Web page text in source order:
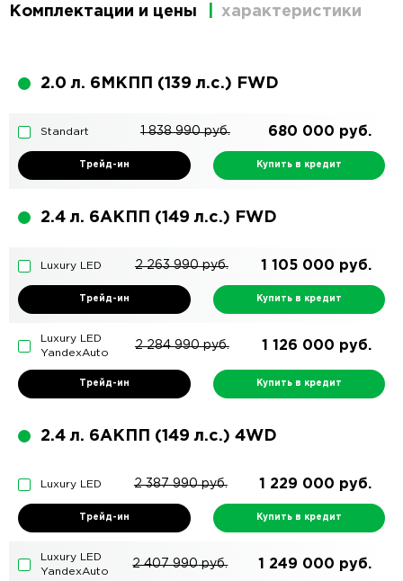
Комплектации и цены
характеристики
2.0 л. 6MКПП (139 л.с.) FWD
Standart 1 838 990руб. 680 000 руб.
Трейд-ин Купить в кредит
2.4 л. 6АКПП (149 л.с.) FWD
Luxury LED 2 263 990руб. 1 105 000 руб.
Трейд-ин Купить в кредит
Luxury LED
YandexAuto
2 284 990руб. 1 126 000 руб.
Трейд-ин Купить в кредит
2.4 л. 6АКПП (149 л.с.) 4WD
Luxury LED 2 387 990руб. 1 229 000 руб.
Трейд-ин Купить в кредит
Luxury LED
YandexAuto
2 407 990руб. 1 249 000 руб.